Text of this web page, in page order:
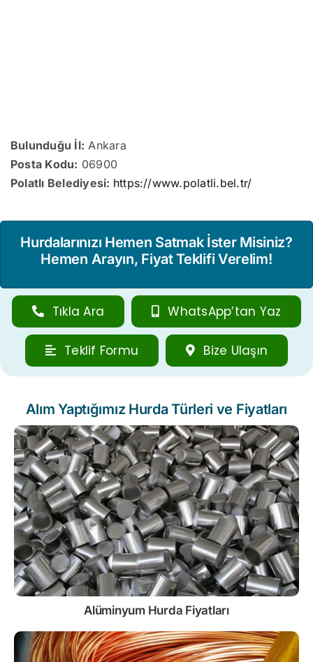
Bulunduğu İl: Ankara
Posta Kodu: 06900
Polatlı Belediyesi: https://www.polatli.bel.tr/
Hurdalarınızı Hemen Satmak İster Misiniz?
Hemen Arayın, Fiyat Teklifi Verelim!
Tıkla Ara WhatsApp’tan Yaz
Teklif Formu Bize Ulaşın
Alım Yaptığımız Hurda Türleri ve Fiyatları
Alüminyum Hurda Fiyatları